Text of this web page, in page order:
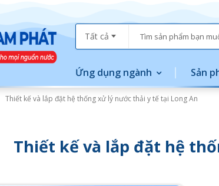
Tất cả
Ứng dụng ngành Sản
Thiết kế và lắp đặt hệ thống xử lý nước thải y tế tại Long An
Thiết kế và lắp đặt hệ